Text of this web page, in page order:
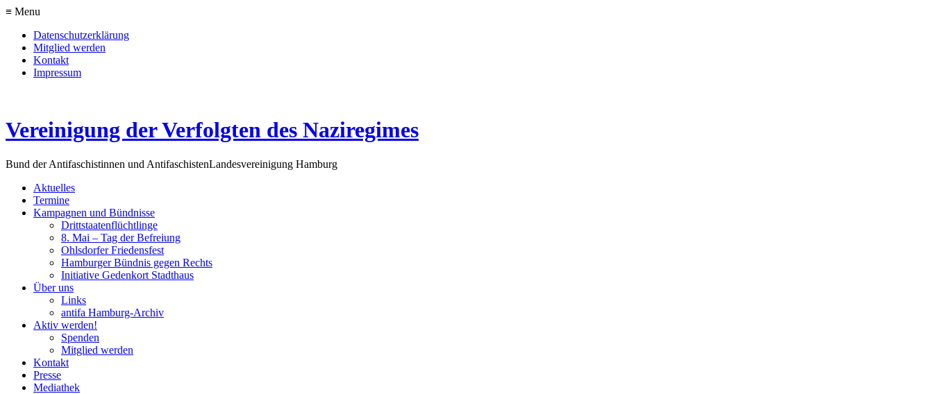
≡ Menu
Datenschutzerklärung
Mitglied werden
Kontakt
Impressum
Vereinigung der Verfolgten des Naziregimes
Bund der Antifaschistinnen und AntifaschistenLandesvereinigung Hamburg
Aktuelles
Termine
Kampagnen und Bündnisse
Drittstaatenflüchtlinge
8. Mai – Tag der Befreiung
Ohlsdorfer Friedensfest
Hamburger Bündnis gegen Rechts
Initiative Gedenkort Stadthaus
Über uns
Links
antifa Hamburg-Archiv
Aktiv werden!
Spenden
Mitglied werden
Kontakt
Presse
Mediathek